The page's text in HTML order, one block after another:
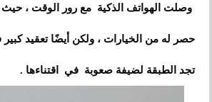
وصلت الهواتف الذكية مع رور الوقت ، حيث
حصر له من الخيارات ، ولكن أيضًا تعقيد
تجد الطبقة لضيفة صعوبة في اقتناءها .